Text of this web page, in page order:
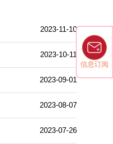
信息订阅
2023-11-10
2023-10-11
2023-09-01
2023-08-07
2023-07-26